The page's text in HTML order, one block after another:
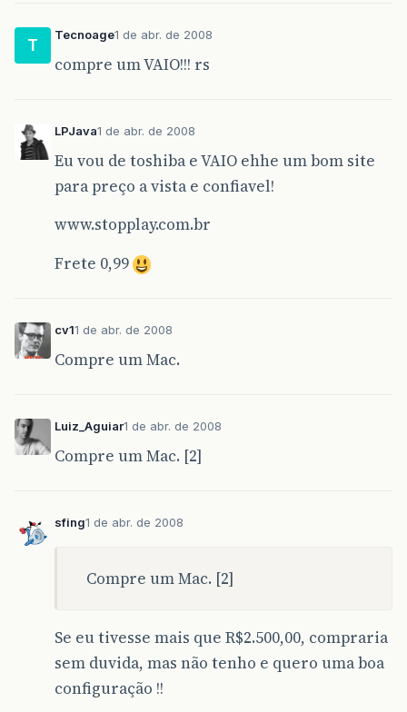
T
Tecnoage1 de abr. de 2008
compre um VAIO!!! rs
LPJava1 de abr. de 2008
Eu vou de toshiba e VAIO ehhe um bom site
para preço a vista e confiavel!
www.stopplay.com.br
Frete 0,99
cv11 de abr. de 2008
Compre um Mac.
Luiz_Aguiar1 de abr. de 2008
Compre um Mac. [2]
sfing1 de abr. de 2008
Compre um Mac. [2]
Se eu tivesse mais que R$2.500,00, compraria
sem duvida, mas não tenho e quero uma boa
configuração !!